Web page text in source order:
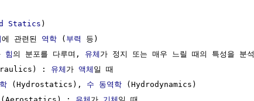
Statics )
에 관련된 역학 ( 부력
등)
힘 의 분포를 다루며, 유체 가 정지 또는 매우 느릴 때의 특성을 분석
: 유체 가 액체 일 때
(Hydrostatics), 수 동역학 (Hydrodynamics)
(Aerostatics) : 유체 가 기체 일 때